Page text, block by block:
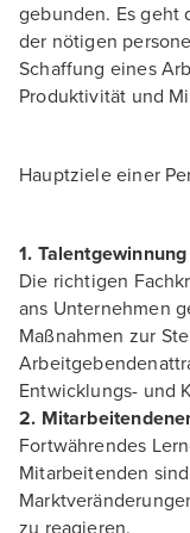
gebunden. Es geht
der nötigen
Schaffung eines
Produktivität und
Hauptziele einer
1.
Die richtigen
ans Unternehmen
Maßnahmen zur
Entwicklungs- und
2.
Fortwährendes
Mitarbeitenden
zu reagieren.